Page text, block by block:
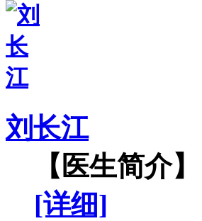
刘长江
【医生简介
[详细]